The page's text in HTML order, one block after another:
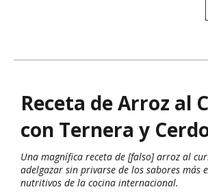
Receta de Arroz al
con Ternera y
Una magnífica receta de [falso] arroz al
adelgazar sin privarse de los sabores más
nutritivos de la cocina internacional.